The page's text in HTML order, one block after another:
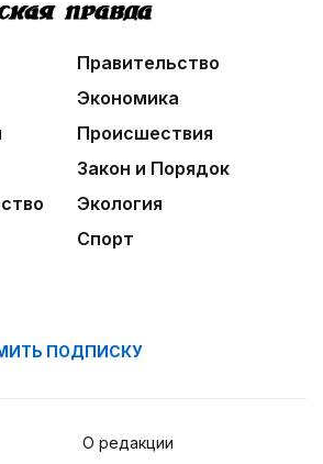
Правительство
Экономика
Происшествия
Закон и Порядок
Экология
Спорт
ПОДПИСКУ
О редакции